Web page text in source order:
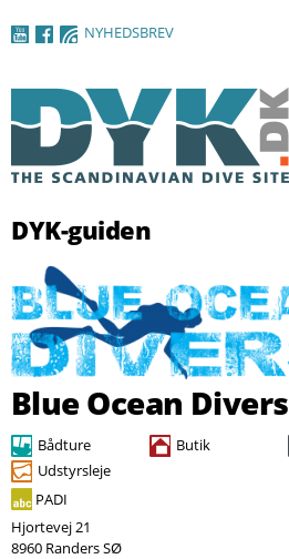
NYHEDSBREV
Magasinet
Nyheder
Artikler
DYK Guiden
Shop
Om DYK
Søg
DYK-guiden
Blue Ocean Divers
Bådture Butik
Udstyrsleje
PADI
Hjortevej 21
8960 Randers SØ